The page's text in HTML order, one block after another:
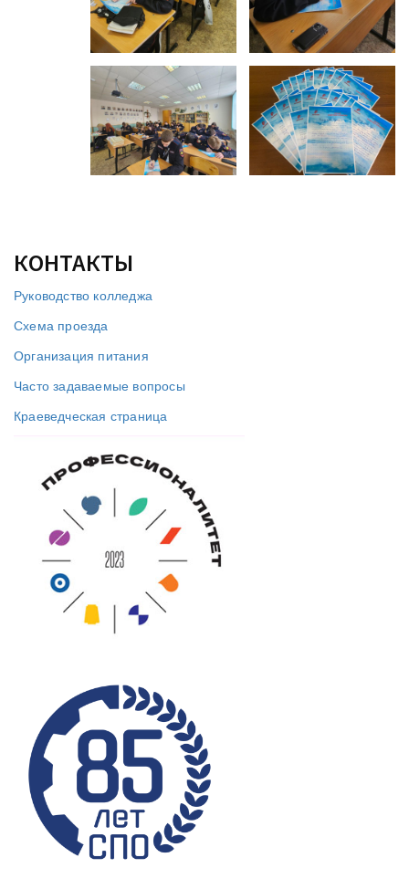
КОНТАКТЫ
Руководство колледжа
Схема проезда
Организация питания
Часто задаваемые вопросы
Краеведческая страница